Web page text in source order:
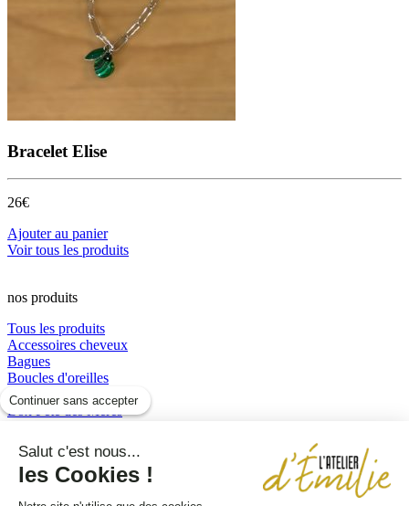
Bracelet Elise
26€
Ajouter au panier
Voir tous les produits
nos produits
Tous les produits
Accessoires cheveux
Bagues
Boucles d'oreilles
Boucles d’oreilles
Box Fête des Mères
Colliers
perles et résine
Sautoirs
Continuer sans accepter
Salut c'est nous...
les Cookies !